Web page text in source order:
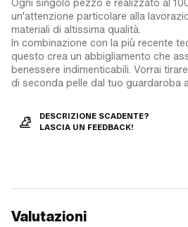
un'attenzione particolare alla
materiali di altissima qualità.
In combinazione con la più recente
questo crea un abbigliamento che
benessere indimenticabili. Vorrai
di seconda pelle dal tuo guardaroba
DESCRIZIONE SCADENTE?
LASCIA UN FEEDBACK!
Valutazioni